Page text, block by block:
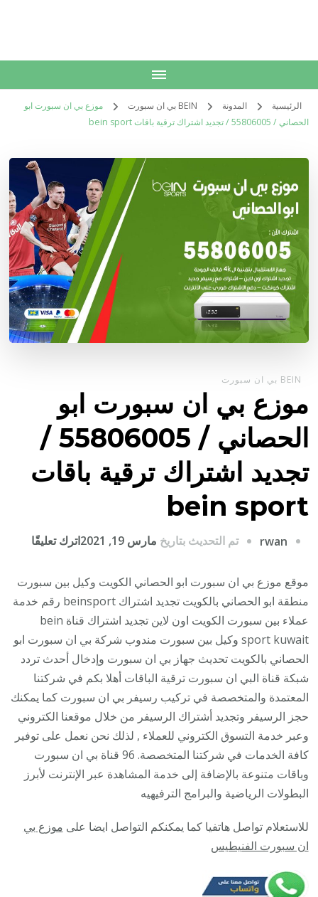
الرئيسية المدونة BEIN بي ان سبورت
موزع بي ان سبورت ابو
الحصاني / 55806005 / تجديد اشتراك ترقية باقات bein sport
BEIN بي ان سبورت
موزع بي ان سبورت ابو
الحصاني / 55806005 /
تجديد اشتراك ترقية باقات
bein sport
rwan تم التحديث بتاريخ مارس 19, 2021 اترك تعليقًا
بي
ان
ابو
/
تجديد
ترقية
sport
موقع موزع بي ان سبورت ابو الحصاني الكويت وكيل بين سبورت
منطقة ابو الحصاني بالكويت تجديد اشتراك beinsport رقم خدمة
عملاء بين سبورت الكويت اون لاين تجديد اشتراك قناة bein
sport kuwait وكيل بين سبورت مندوب شركة بي ان سبورت ابو
الحصاني بالكويت تحديث جهاز بي ان سبورت وإدخال أحدث تردد
شبكة قناة البي ان سبورت ترقية الباقات أهلا بكم في شركتنا
المعتمدة والمتخصصة في تركيب رسيفر بي ان سبورت كما يمكنك
حجز الرسيفر وتجديد أشتراك الرسيفر من خلال موقعنا الكتروني
وعبر خدمة التسوق الكتروني للعملاء , لذلك نحن نعمل على توفير
كافة الخدمات في شركتنا المتخصصة. 96 قناة بي ان سبورت
وباقات متنوعة بالإضافة إلى خدمة المشاهدة عبر الإنترنت لأبرز
البطولات الرياضية والبرامج الترفيهيه
للاستعلام تواصل هاتفيا كما يمكنكم التواصل ايضا على موزع بي
ان سبورت الفنيطيس